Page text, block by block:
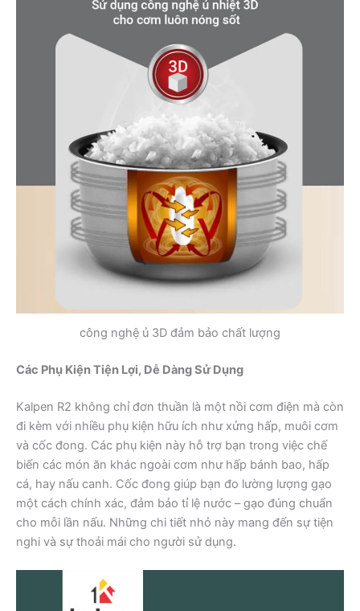
công nghệ ủ 3D đảm bảo chất lượng
Các Phụ Kiện Tiện Lợi, Dễ Dàng Sử Dụng
Kalpen R2 không chỉ đơn thuần là một nồi cơm điện mà còn
đi kèm với nhiều phụ kiện hữu ích như xửng hấp, muôi cơm
và cốc đong. Các phụ kiện này hỗ trợ bạn trong việc chế
biến các món ăn khác ngoài cơm như hấp bánh bao, hấp
cá, hay nấu canh. Cốc đong giúp bạn đo lường lượng gạo
một cách chính xác, đảm bảo tỉ lệ nước – gạo đúng chuẩn
cho mỗi lần nấu. Những chi tiết nhỏ này mang đến sự tiện
nghi và sự thoải mái cho người sử dụng.